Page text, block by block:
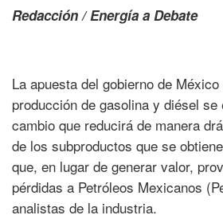
Redacción / Energía a Debate
La apuesta del gobierno de
producción de gasolina y diésel se
cambio que reducirá de manera
de los subproductos que se
que, en lugar de generar valor,
pérdidas a Petróleos Mexicanos
analistas de la industria.